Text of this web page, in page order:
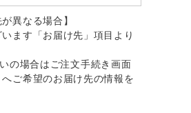
異なる場合】
ます「お届け先」項目より
の場合はご注文手続き画面
ご希望のお届け先の情報を